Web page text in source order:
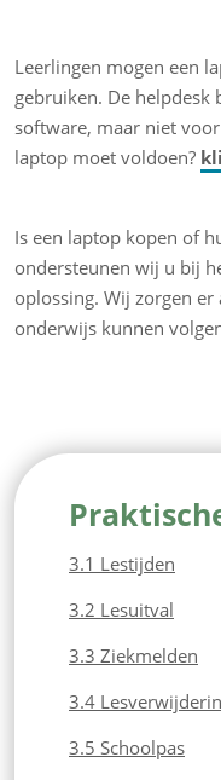
Leerlingen mogen een
gebruiken. De
software, maar niet
laptop moet voldoen?
Is een laptop kopen of
ondersteunen wij u bij
oplossing. Wij zorgen
onderwijs kunnen
3.1 Lestijden
3.2 Lesuitval
3.3 Ziekmelden
3.4
3.5 Schoolpas